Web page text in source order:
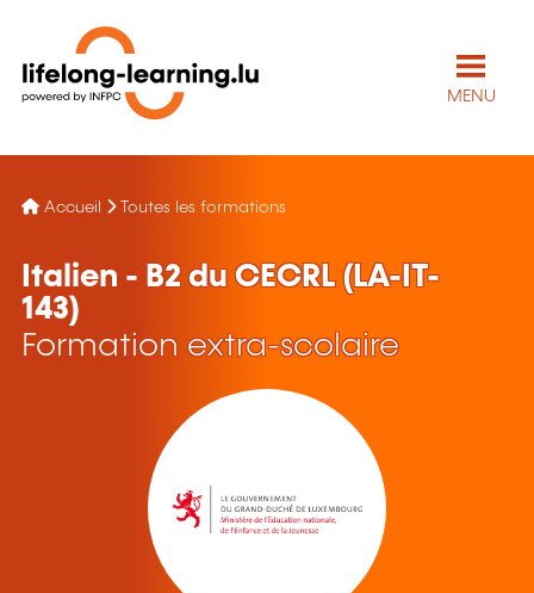
MENU
Accueil Toutes les formations
Italien - B2 du CECRL (LA-IT-
143)
Formation extra-scolaire